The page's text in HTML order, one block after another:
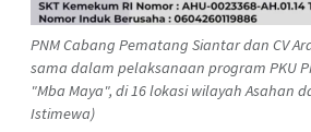
PNM Cabang Pematang Siantar dan CV
sama dalam pelaksanaan program PKU
"Mba Maya", di 16 lokasi wilayah Asahan
Istimewa)